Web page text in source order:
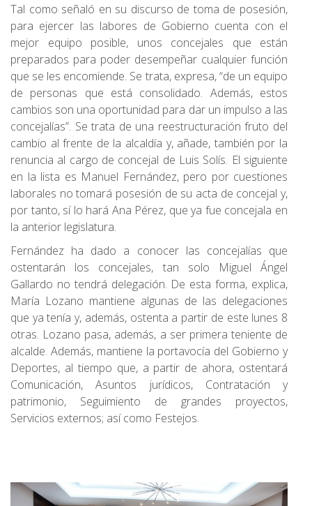
Tal como señaló en su discurso de toma de posesión,
para ejercer las labores de Gobierno cuenta con el
mejor equipo posible, unos concejales que están
preparados para poder desempeñar cualquier función
que se les encomiende. Se trata, expresa, “de un equipo
de personas que está consolidado. Además, estos
cambios son una oportunidad para dar un impulso a las
concejalías”. Se trata de una reestructuración fruto del
cambio al frente de la alcaldía y, añade, también por la
renuncia al cargo de concejal de Luis Solís. El siguiente
en la lista es Manuel Fernández, pero por cuestiones
laborales no tomará posesión de su acta de concejal y,
por tanto, sí lo hará Ana Pérez, que ya fue concejala en
la anterior legislatura.
Fernández ha dado a conocer las concejalías que
ostentarán los concejales, tan solo Miguel Ángel
Gallardo no tendrá delegación. De esta forma, explica,
María Lozano mantiene algunas de las delegaciones
que ya tenía y, además, ostenta a partir de este lunes 8
otras. Lozano pasa, además, a ser primera teniente de
alcalde. Además, mantiene la portavocía del Gobierno y
Deportes, al tiempo que, a partir de ahora, ostentará
Comunicación, Asuntos jurídicos, Contratación y
patrimonio, Seguimiento de grandes proyectos,
Servicios externos; así como Festejos.